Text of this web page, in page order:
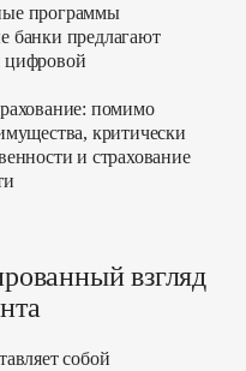
программы
банки предлагают
цифровой
помимо
критически
и страхование
взгляд
собой